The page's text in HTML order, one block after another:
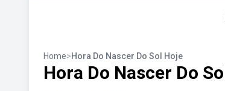
Home>Hora Do Nascer Do Sol Hoje
Hora Do Nascer Do